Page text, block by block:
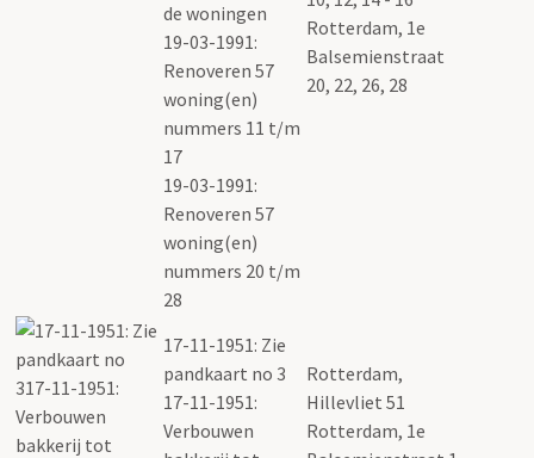
de woningen
19-03-1991:
Renoveren 57
woning(en)
nummers 11 t/m
17
19-03-1991:
Renoveren 57
woning(en)
nummers 20 t/m
28
Rotterdam, 1e
Balsemienstraat
20, 22, 26, 28
17-11-1951: Zie
pandkaart no 3
17-11-1951:
Verbouwen
Rotterdam,
Hillevliet 51
Rotterdam, 1e